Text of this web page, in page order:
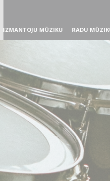
IZMANTOJU MŪZIKU RADU